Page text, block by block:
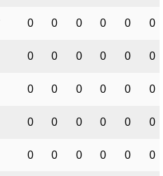
0 0 0 0 0 0
0 0 0 0 0 0
0 0 0 0 0 0
0 0 0 0 0 0
0 0 0 0 0 0